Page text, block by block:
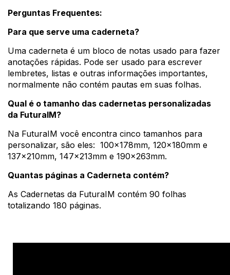
Perguntas Frequentes:
Para que serve uma caderneta?
Uma caderneta é um bloco de notas usado para fazer
anotações rápidas. Pode ser usado para escrever
lembretes, listas e outras informações importantes,
normalmente não contém pautas em suas folhas.
Qual é o tamanho das cadernetas personalizadas
da FuturaIM?
Na FuturaIM você encontra cinco tamanhos para
personalizar, são eles: 100x178mm, 120x180mm e
137x210mm, 147x213mm e 190x263mm.
Quantas páginas a Caderneta contém?
As Cadernetas da FuturaIM contém 90 folhas
totalizando 180 páginas.